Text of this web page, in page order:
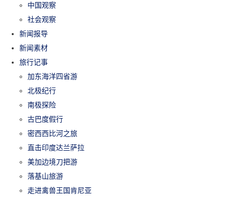
中国观察
社会观察
新闻报导
新闻素材
旅行记事
加东海洋四省游
北极纪行
南极探险
古巴度假行
密西西比河之旅
直击印度达兰萨拉
美加边境刀把游
落基山旅游
走进禽兽王国肯尼亚